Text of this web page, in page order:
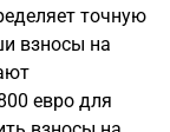
точную
взносы на
евро для